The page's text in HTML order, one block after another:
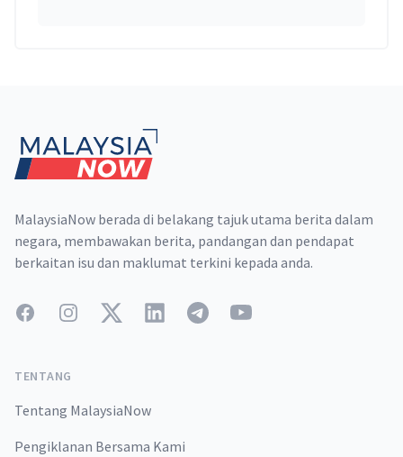
MalaysiaNow berada di belakang tajuk utama berita dalam
negara, membawakan berita, pandangan dan pendapat
berkaitan isu dan maklumat terkini kepada anda.
FacebookInstagramTwitterLinkedInTelegramYouTube
TENTANG
Tentang MalaysiaNow
Pengiklanan Bersama Kami